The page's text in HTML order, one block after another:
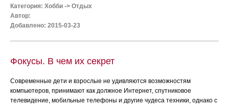
Категория: Хобби -> Отдых
Автор:
Добавлено: 2015-03-23
Фокусы. В чем их секрет
Современные дети и взрослые не удивляются возможностям
компьютеров, принимают как должное Интернет, спутниковое
телевидение, мобильные телефоны и другие чудеса техники, однако с